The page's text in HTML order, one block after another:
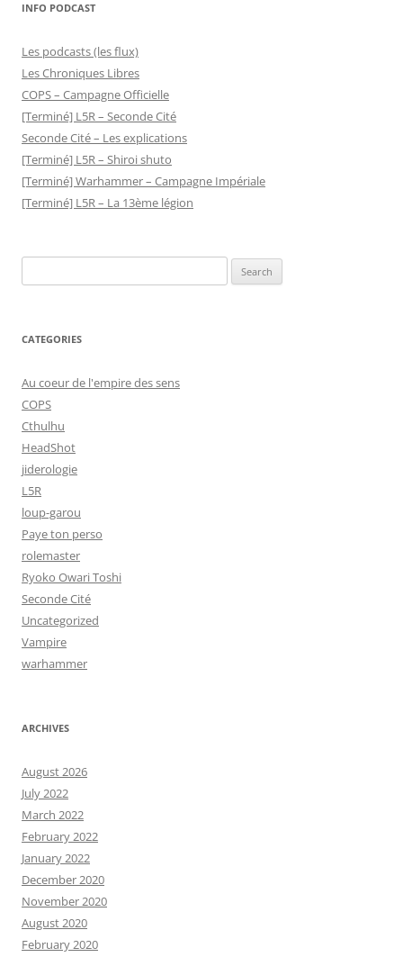
INFO PODCAST
Les podcasts (les flux)
Les Chroniques Libres
COPS – Campagne Officielle
[Terminé] L5R – Seconde Cité
Seconde Cité – Les explications
[Terminé] L5R – Shiroi shuto
[Terminé] Warhammer – Campagne Impériale
[Terminé] L5R – La 13ème légion
for:
CATEGORIES
Au coeur de l'empire des sens
COPS
Cthulhu
HeadShot
jiderologie
L5R
loup-garou
Paye ton perso
rolemaster
Ryoko Owari Toshi
Seconde Cité
Uncategorized
Vampire
warhammer
ARCHIVES
August 2026
July 2022
March 2022
February 2022
January 2022
December 2020
November 2020
August 2020
February 2020